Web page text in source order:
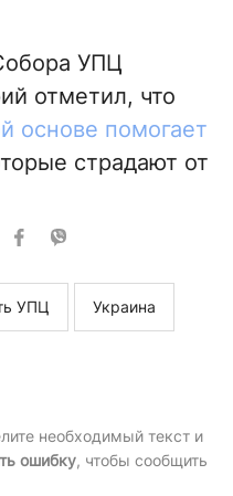
УПЦ
отметил, что
основе помогает
страдают от
УПЦ Украина
необходимый текст и
ошибку, чтобы сообщить